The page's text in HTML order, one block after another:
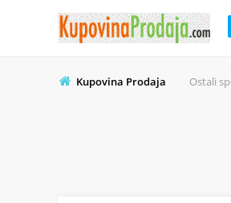
Kupovina Prodaja Ostali